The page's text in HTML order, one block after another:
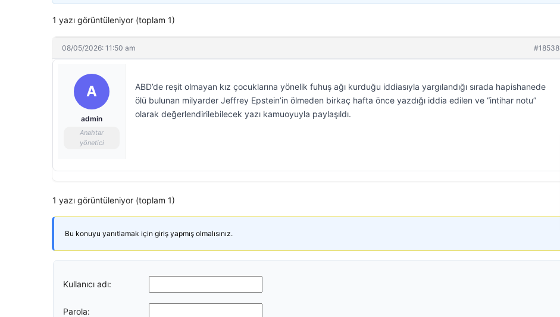
1 yazı görüntüleniyor (toplam 1)
08/05/2026: 11:50 am #18538
A
admin
Anahtar
yönetici
ABD’de reşit olmayan kız çocuklarına yönelik fuhuş ağı kurduğu iddiasıyla yargılandığı sırada hapishanede
ölü bulunan milyarder Jeffrey Epstein’in ölmeden birkaç hafta önce yazdığı iddia edilen ve “intihar notu”
olarak değerlendirilebilecek yazı kamuoyuyla paylaşıldı.
1 yazı görüntüleniyor (toplam 1)
Bu konuyu yanıtlamak için giriş yapmış olmalısınız.
Kullanıcı adı:
Parola: